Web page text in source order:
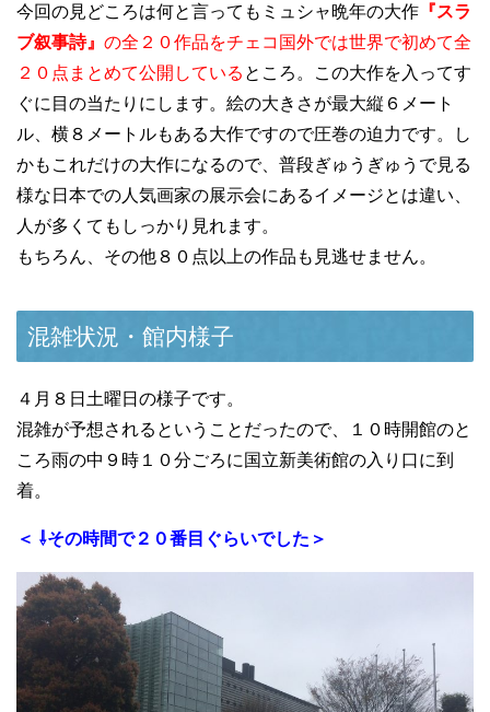
今回の見どころは何と言ってもミュシャ晩年の大作 『スラ
ブ叙事詩』 の全２０作品をチェコ国外では世界で初めて全
２０点まとめて公開している ところ。この大作を入ってす
ぐに目の当たりにします。絵の大きさが最大縦６メート
ル、横８メートルもある大作ですので圧巻の迫力です。し
かもこれだけの大作になるので、普段ぎゅうぎゅうで見る
様な日本での人気画家の展示会にあるイメージとは違い、
人が多くてもしっかり見れます。
もちろん、その他８０点以上の作品も見逃せません。
混雑状況・館内様子
４月８日土曜日の様子です。
混雑が予想されるということだったので、１０時開館のと
ころ雨の中９時１０分ごろに国立新美術館の入り口に到
着。
＜ ⇩その時間で２０番目ぐらいでした＞